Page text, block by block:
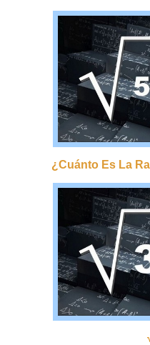
¿cuánto Es La